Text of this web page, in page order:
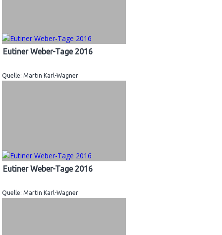
Eutiner Weber-Tage 2016
Quelle: Martin Karl-Wagner
Eutiner Weber-Tage 2016
Quelle: Martin Karl-Wagner